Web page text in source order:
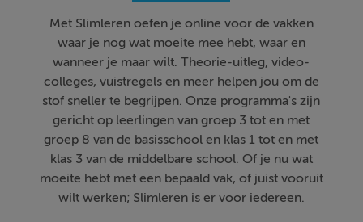
Met Slimleren oefen je online voor de vakken
waar je nog wat moeite mee hebt, waar en
wanneer je maar wilt. Theorie-uitleg, video-
colleges, vuistregels en meer helpen jou om de
stof sneller te begrijpen. Onze programma's zijn
gericht op leerlingen van groep 3 tot en met
groep 8 van de basisschool en klas 1 tot en met
klas 3 van de middelbare school. Of je nu wat
moeite hebt met een bepaald vak, of juist vooruit
wilt werken; Slimleren is er voor iedereen.